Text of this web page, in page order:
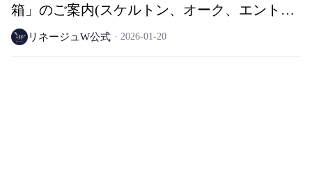
箱」のご案内(スケルトン、オーク、エント、
フェイラー ワールド除外)
リネージュW公式 2026-01-20